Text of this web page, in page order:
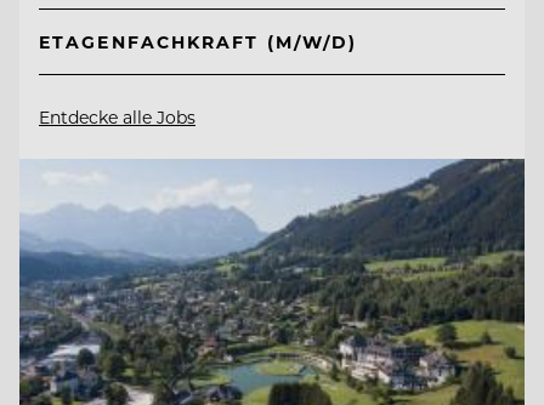
ETAGENFACHKRAFT (M/W/D)
Entdecke alle Jobs